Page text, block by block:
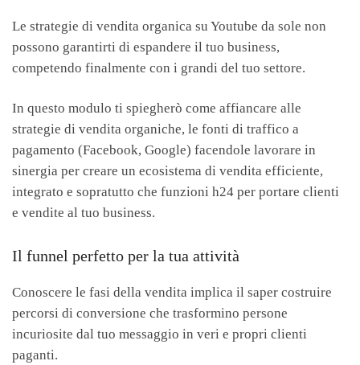
Le strategie di vendita organica su Youtube da sole non
possono garantirti di espandere il tuo business,
competendo finalmente con i grandi del tuo settore.
In questo modulo ti spiegherò come affiancare alle
strategie di vendita organiche, le fonti di traffico a
pagamento (Facebook, Google) facendole lavorare in
sinergia per creare un ecosistema di vendita efficiente,
integrato e sopratutto che funzioni h24 per portare clienti
e vendite al tuo business.
Il funnel perfetto per la tua attività
Conoscere le fasi della vendita implica il saper costruire
percorsi di conversione che trasformino persone
incuriosite dal tuo messaggio in veri e propri clienti
paganti.